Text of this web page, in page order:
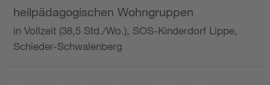
heilpädagogischen Wohngruppen
in Vollzeit (38,5 Std./Wo.), SOS-Kinderdorf Lippe,
Schieder-Schwalenberg